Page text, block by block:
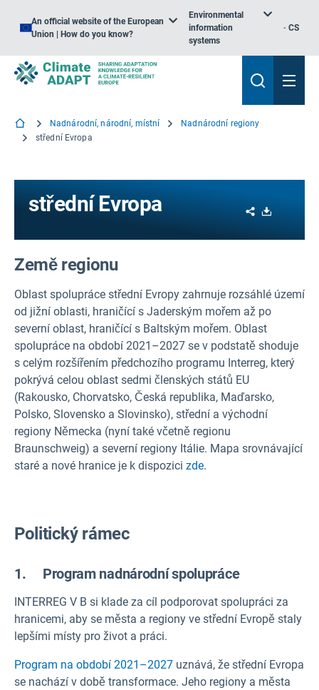
An official website of the European
Union | How do you know?
Environmental
information
systems
CS
Nadnárodní, národní, místní
Nadnárodní regiony
střední Evropa
střední Evropa Share
Země regionu
Oblast spolupráce střední Evropy zahrnuje rozsáhlé území
od jižní oblasti, hraničící s Jaderským mořem až po
severní oblast, hraničící s Baltským mořem. Oblast
spolupráce na období 2021–2027 se v podstatě shoduje
s celým rozšířením předchozího programu Interreg, který
pokrývá celou oblast sedmi členských států EU
(Rakousko, Chorvatsko, Česká republika, Maďarsko,
Polsko, Slovensko a Slovinsko), střední a východní
regiony Německa (nyní také včetně regionu
Braunschweig) a severní regiony Itálie. Mapa srovnávající
staré a nové hranice je k dispozici zde.
Politický rámec
1. Program nadnárodní spolupráce
INTERREG V B si klade za cíl podporovat spolupráci za
hranicemi, aby se města a regiony ve střední Evropě staly
lepšími místy pro život a práci.
Program na období 2021–2027 uznává, že střední Evropa
se nachází v době transformace. Jeho regiony a města